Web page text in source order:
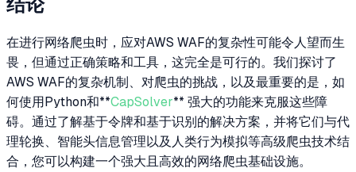
在进行网络爬虫时，应对AWS WAF的复杂性可能令人望而生
畏，但通过正确策略和工具，这完全是可行的。我们探讨了
AWS WAF的复杂机制、对爬虫的挑战，以及最重要的是，如
何使用Python和**CapSolver** 强大的功能来克服这些障
碍。通过了解基于令牌和基于识别的解决方案，并将它们与代
理轮换、智能头信息管理以及人类行为模拟等高级爬虫技术结
合，您可以构建一个强大且高效的网络爬虫基础设施。